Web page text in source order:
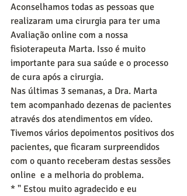
Aconselhamos todas as pessoas que
realizaram uma cirurgia para ter uma
Avaliação online com a nossa
fisioterapeuta Marta. Isso é muito
importante para sua saúde e o processo
de cura após a cirurgia.
Nas últimas 3 semanas, a Dra. Marta
tem acompanhado dezenas de pacientes
através dos atendimentos em vídeo.
Tivemos vários depoimentos positivos dos
pacientes, que ficaram surpreendidos
com o quanto receberam destas sessões
online  e a melhoria do problema.
* " Estou muito agradecido e eu